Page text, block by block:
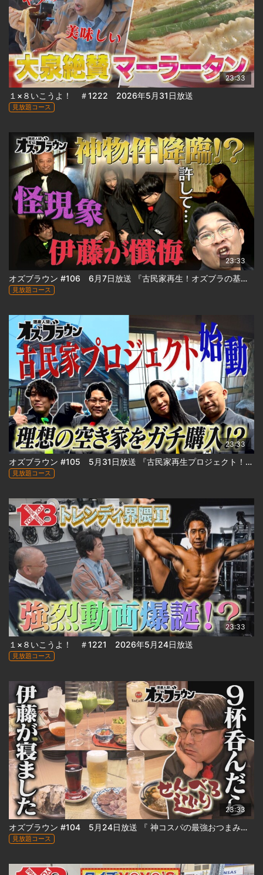
23:33
１×８いこうよ！ ＃1222 2026年5月31日放送
見放題コース
23:33
オズブラウン #106 6月7日放送 『古民家再生！オズブラの基地② 小樽エリート社宅編 』
見放題コース
23:33
オズブラウン #105 5月31日放送 『古民家再生プロジェクト！「オズブラの基地①」始動編 』
見放題コース
23:33
１×８いこうよ！ ＃1221 2026年5月24日放送
見放題コース
23:33
オズブラウン #104 5月24日放送 『 神コスパの最強おつまみ続々…ススキノ侵略！せんべろ巡り（後編） 』
見放題コース